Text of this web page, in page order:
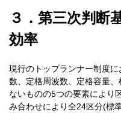
３．第三次判断
効率
現行のトップランナー制度
数、定格周波数、定格容量
ないものの5つの要素により
み合わせにより全24区分(標